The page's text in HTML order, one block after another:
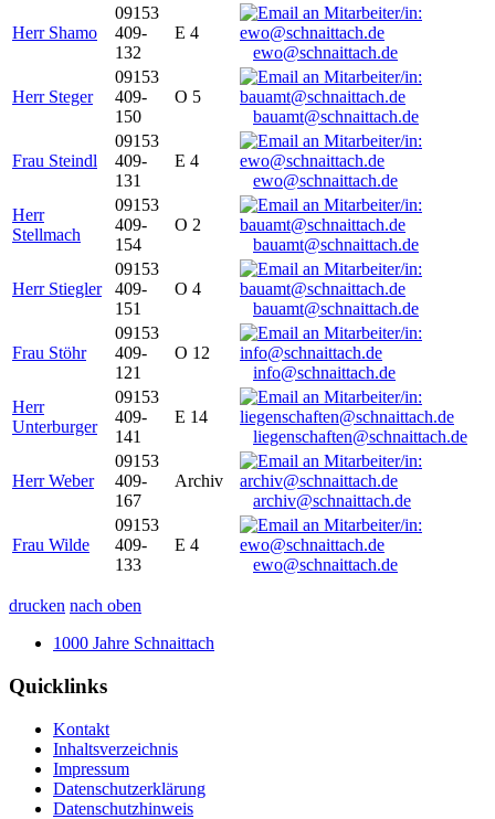
Herr Shamo
09153
409-
132
E 4
ewo@schnaittach.de
Herr Steger
09153
409-
150
O 5
bauamt@schnaittach.de
Frau Steindl
09153
409-
131
E 4
ewo@schnaittach.de
Herr
Stellmach
09153
409-
154
O 2
bauamt@schnaittach.de
Herr Stiegler
09153
409-
151
O 4
bauamt@schnaittach.de
Frau Stöhr
09153
409-
121
O 12
info@schnaittach.de
Herr
Unterburger
09153
409-
141
E 14
liegenschaften@schnaittach.de
Herr Weber
09153
409-
167
Archiv
archiv@schnaittach.de
Frau Wilde
09153
409-
133
E 4
ewo@schnaittach.de
drucken nach oben
1000 Jahre Schnaittach
Quicklinks
Kontakt
Inhaltsverzeichnis
Impressum
Datenschutzerklärung
Datenschutzhinweis